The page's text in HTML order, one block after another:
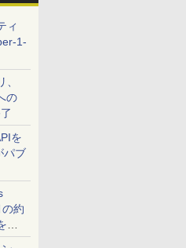
ィ
1-
の
を
パブ
約